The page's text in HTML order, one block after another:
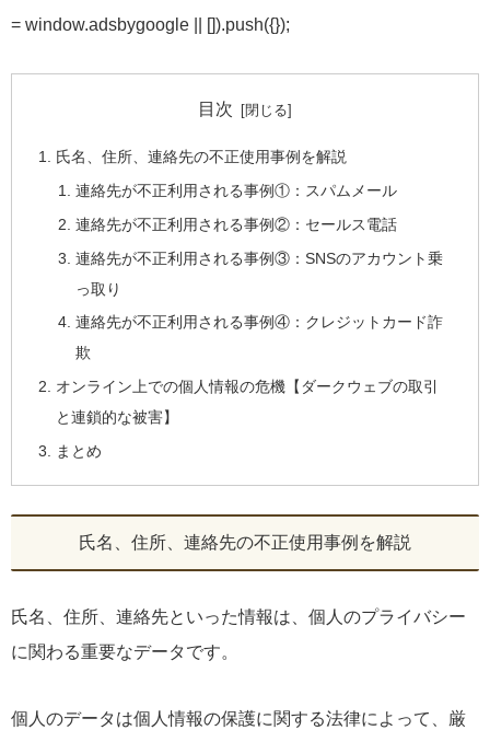
= window.adsbygoogle || []).push({});
目次
氏名、住所、連絡先の不正使用事例を解説
連絡先が不正利用される事例①：スパムメール
連絡先が不正利用される事例②：セールス電話
連絡先が不正利用される事例③：SNSのアカウント乗
っ取り
連絡先が不正利用される事例④：クレジットカード詐
欺
オンライン上での個人情報の危機【ダークウェブの取引
と連鎖的な被害】
まとめ
氏名、住所、連絡先の不正使用事例を解説
氏名、住所、連絡先といった情報は、個人のプライバシー
に関わる重要なデータです。
個人のデータは個人情報の保護に関する法律によって、厳